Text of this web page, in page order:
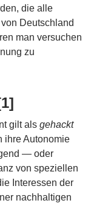
die alle
Deutschland
man versuchen
zu
gilt als gehackt
ihre Autonomie
— oder
von speziellen
Interessen der
nachhaltigen